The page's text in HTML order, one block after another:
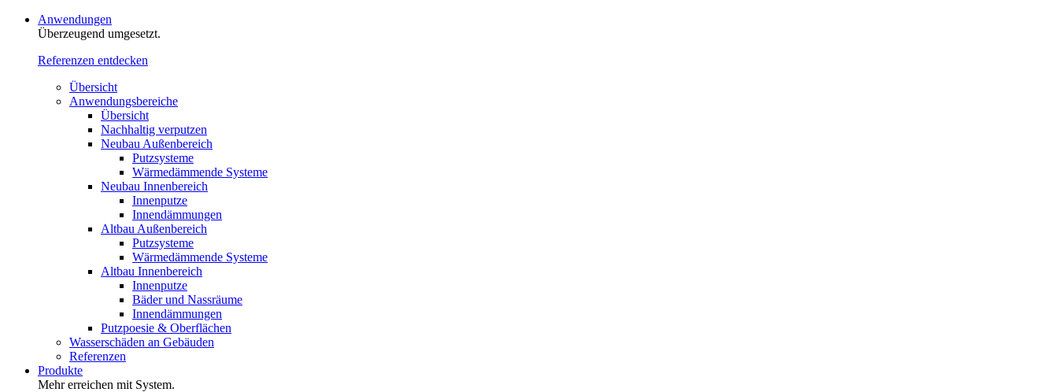
Anwendungen
Überzeugend umgesetzt.
Referenzen entdecken
Übersicht
Anwendungsbereiche
Übersicht
Nachhaltig verputzen
Neubau Außenbereich
Putzsysteme
Wärmedämmende Systeme
Neubau Innenbereich
Innenputze
Innendämmungen
Altbau Außenbereich
Putzsysteme
Wärmedämmende Systeme
Altbau Innenbereich
Innenputze
Bäder und Nassräume
Innendämmungen‍‍‍
Putzpoesie & Oberflächen
Wasserschäden an Gebäuden
Referenzen
Produkte
Mehr erreichen mit System.